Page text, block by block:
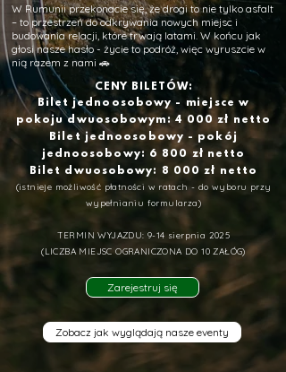
W Rumunii przekonacie się, że drogi to nie tylko asfalt
– to przestrzeń do odkrywania nowych miejsc i
budowania relacji, które trwają latami. W końcu jak
głosi nasze hasło - życie to podróż, więc wyruszcie w
nią razem z nami 🚗
CENY BILETÓW:
Bilet jednoosobowy - miejsce w
pokoju dwuosobowym : 4 0 00 zł netto
Bilet jednoosobowy - pokój
jednoosobowy: 6 8 00 zł netto
Bilet dwuosobowy: 8 0 00 zł netto
(istnieje możliwość płatności w ratach - do wyboru przy
wypełnianiu formularza)
TERMIN WYJAZDU: 9-14 sierpnia 2025
(LICZBA MIEJSC OGRANICZONA DO 10 ZAŁÓG)
Zarejestruj się
Zobacz jak wyglądają nasze eventy